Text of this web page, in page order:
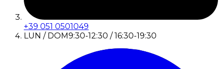
+39 051 0501049
LUN / DOM9:30-12:30 / 16:30-19:30